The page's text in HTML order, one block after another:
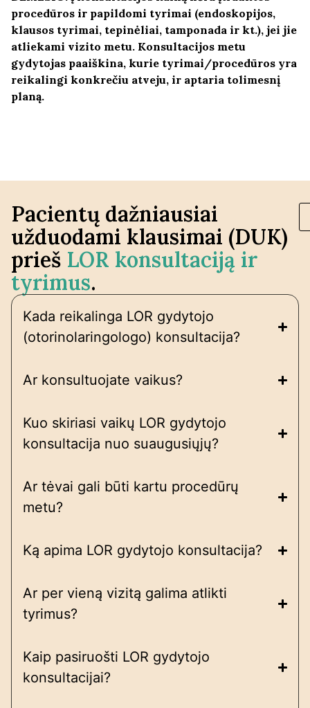
procedūros ir papildomi tyrimai (endoskopijos,
klausos tyrimai, tepinėliai, tamponada ir kt.), jei jie
atliekami vizito metu. Konsultacijos metu
gydytojas paaiškina, kurie tyrimai/procedūros yra
reikalingi konkrečiu atveju, ir aptaria tolimesnį
planą.
Pacientų dažniausiai
užduodami klausimai (DUK)
prieš LOR konsultaciją ir
tyrimus.
Kada reikalinga LOR gydytojo
(otorinolaringologo) konsultacija?
Ar konsultuojate vaikus?
Kuo skiriasi vaikų LOR gydytojo
konsultacija nuo suaugusiųjų?
Ar tėvai gali būti kartu procedūrų
metu?
Ką apima LOR gydytojo konsultacija?
Ar per vieną vizitą galima atlikti
tyrimus?
Kaip pasiruošti LOR gydytojo
konsultacijai?